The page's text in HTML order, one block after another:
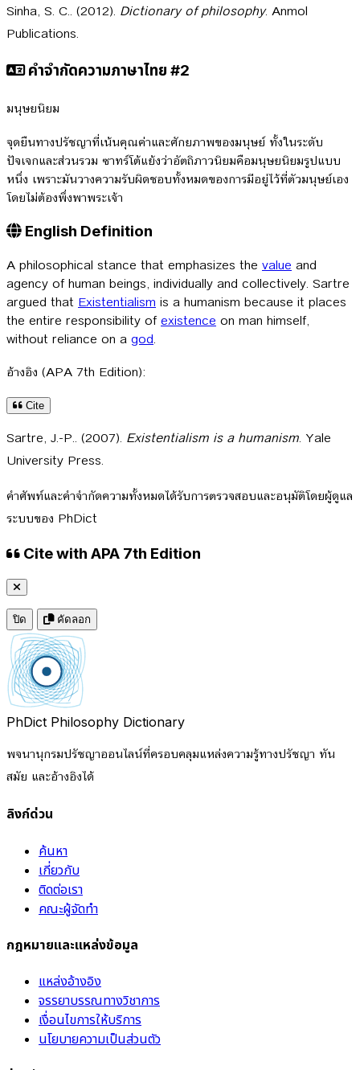
Sinha, S. C.. (2012). Dictionary of philosophy. Anmol
Publications.
คำจำกัดความภาษาไทย #2
มนุษยนิยม
จุดยืนทางปรัชญาที่เน้นคุณค่าและศักยภาพของมนุษย์ ทั้งในระดับ
ปัจเจกและส่วนรวม ซาทร์โต้แย้งว่าอัตถิภาวนิยมคือมนุษยนิยมรูปแบบ
หนึ่ง เพราะมันวางความรับผิดชอบทั้งหมดของการมีอยู่ไว้ที่ตัวมนุษย์เอง
โดยไม่ต้องพึ่งพาพระเจ้า
English Definition
A philosophical stance that emphasizes the value and
agency of human beings, individually and collectively. Sartre
argued that Existentialism is a humanism because it places
the entire responsibility ofexistence on man himself,
without reliance on a god.
อ้างอิง (APA 7th Edition):
Cite
Sartre, J.-P.. (2007). Existentialism is a humanism. Yale
University Press.
คำศัพท์และคำจำกัดความทั้งหมดได้รับการตรวจสอบและอนุมัติโดยผู้ดูแล
ระบบของ PhDict
Cite with APA 7th Edition
ปิด คัดลอก
PhDict Philosophy Dictionary
พจนานุกรมปรัชญาออนไลน์ที่ครอบคลุมแหล่งความรู้ทางปรัชญา ทัน
สมัย และอ้างอิงได้
ลิงก์ด่วน
ค้นหา
เกี่ยวกับ
ติดต่อเรา
คณะผู้จัดทำ
กฎหมายและแหล่งข้อมูล
แหล่งอ้างอิง
จรรยาบรรณทางวิชาการ
เงื่อนไขการให้บริการ
นโยบายความเป็นส่วนตัว